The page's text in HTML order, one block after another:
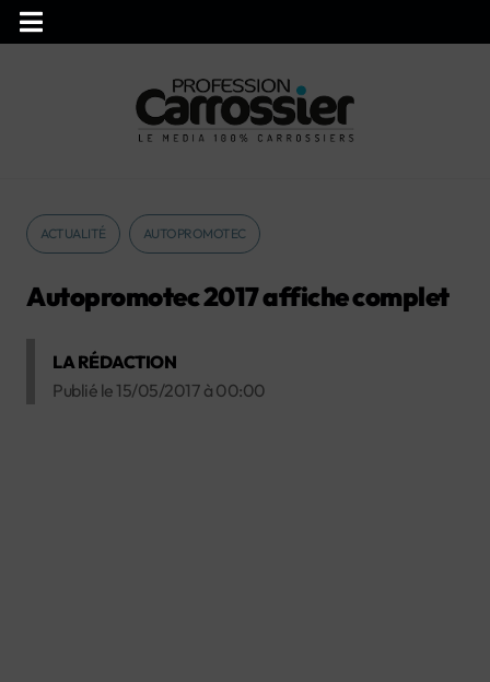
ACTUALITÉ AUTOPROMOTEC
Autopromotec 2017 affiche complet
LA RÉDACTION
Publié le 15/05/2017 à 00:00